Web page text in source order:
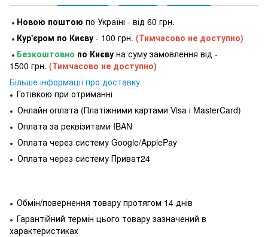
● Новою поштою по Україні - від 60 грн.
● Кур'єром по Києву - 100 грн. (Тимчасово не доступно)
● Безкоштовно по Києву на суму замовлення від -
1500 грн. (Тимчасово не доступно)
Більше інформації про доставку
● Готівкою при отриманні
● Онлайн оплата (Платіжними картами Visa і MasterCard)
● Оплата за реквізитами IBAN
● Оплата через систему Google/ApplePay
● Оплата через систему Приват24
● Обмін/повернення товару протягом 14 днів
● Гарантійний термін цього товару зазначений в
характеристиках